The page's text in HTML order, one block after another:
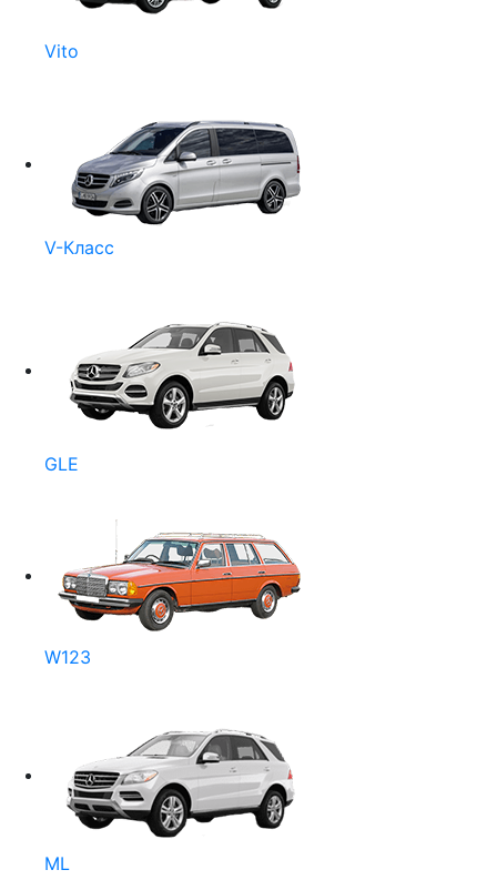
Vito
V-Класс
GLE
W123
ML